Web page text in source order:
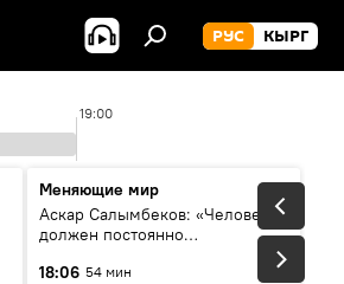
РУС КЫРГ
19:00
Меняющие мир
Аскар Салымбеков: «Человек
должен постоянно
18:06 54 мин